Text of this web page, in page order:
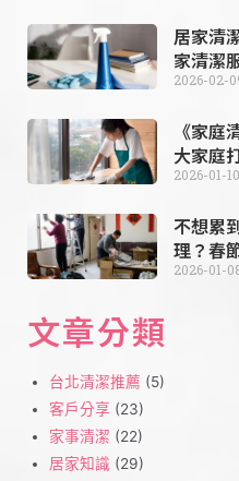
居家清
家清潔
2026-02-
《家庭
大家庭
2026-01-10
不想累
理？春
2026-01-
文章分類
台北清潔推薦 (5)
客戶分享 (23)
家事清潔 (22)
居家知識 (29)